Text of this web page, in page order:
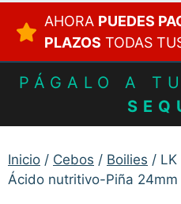
AHORA PUEDES
PLAZOS TODAS
PÁGALO A
Inicio / Cebos / Boilies / LK
Ácido nutritivo-Piña 24mm